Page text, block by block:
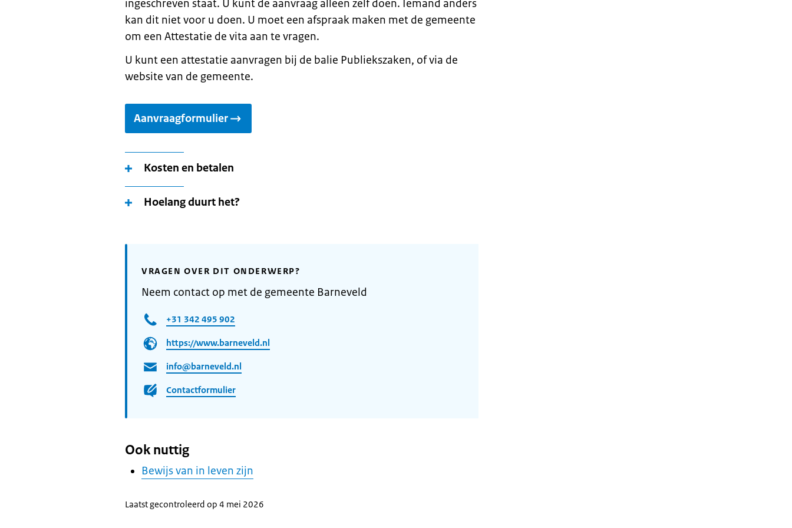
ingeschreven staat. U kunt de aanvraag alleen zelf doen. Iemand anders
kan dit niet voor u doen. U moet een afspraak maken met de gemeente
om een Attestatie de vita aan te vragen.
U kunt een attestatie aanvragen bij de balie Publiekszaken, of via de
website van de gemeente.
Aanvraagformulier
Kosten en betalen
Hoelang duurt het?
VRAGEN OVER DIT ONDERWERP?
Neem contact op met de gemeente Barneveld
+31 342 495 902
https://www.barneveld.nl
info@barneveld.nl
Contactformulier
Ook nuttig
Bewijs van in leven zijn
Laatst gecontroleerd op 4 mei 2026